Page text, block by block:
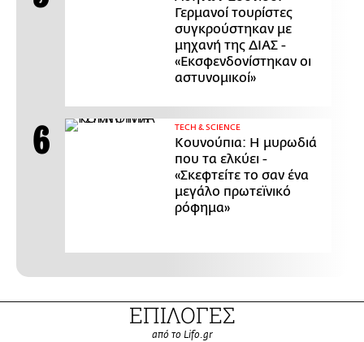
Γερμανοί τουρίστες
συγκρούστηκαν με
μηχανή της ΔΙΑΣ -
«Εκσφενδονίστηκαν οι
αστυνομικοί»
ΤECH & SCIENCE
Κουνούπια: Η μυρωδιά
που τα ελκύει -
«Σκεφτείτε το σαν ένα
μεγάλο πρωτεϊνικό
ρόφημα»
ΕΠΙΛΟΓΕΣ
από το Lifo.gr